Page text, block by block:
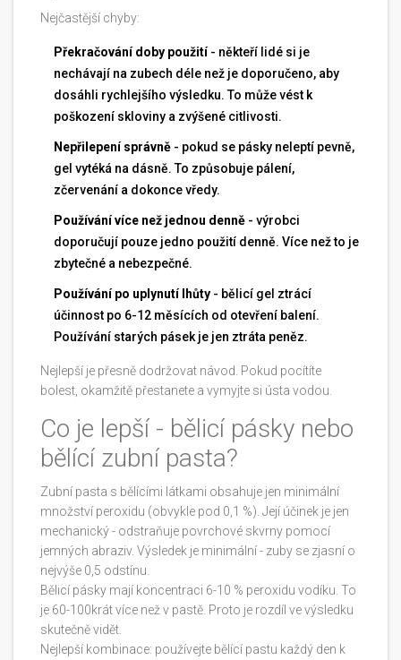
Nejčastější chyby:
Překračování doby použití- někteří lidé si je
nechávají na zubech déle než je doporučeno, aby
dosáhli rychlejšího výsledku. To může vést k
poškození skloviny a zvýšené citlivosti.
Nepřilepení správně - pokud se pásky neleptí pevně,
gel vytéká na dásně. To způsobuje pálení,
zčervenání a dokonce vředy.
Používání více než jednou denně - výrobci
doporučují pouze jedno použití denně. Více než to je
zbytečné a nebezpečné.
Používání po uplynutí lhůty - bělicí gel ztrácí
účinnost po 6-12 měsících od otevření balení.
Používání starých pásek je jen ztráta peněz.
Nejlepší je přesně dodržovat návod. Pokud pocítíte
bolest, okamžitě přestanete a vymyjte si ústa vodou.
Co je lepší - bělicí pásky nebo
bělící zubní pasta?
Zubní pasta s bělícími látkami obsahuje jen minimální
množství peroxidu (obvykle pod 0,1 %). Její účinek je jen
mechanický - odstraňuje povrchové skvrny pomocí
jemných abraziv. Výsledek je minimální - zuby se zjasní o
nejvýše 0,5 odstínu.
Bělicí pásky mají koncentraci 6-10 % peroxidu vodíku. To
je 60-100krát více než v pastě. Proto je rozdíl ve výsledku
skutečně vidět.
Nejlepší kombinace: používejte bělící pastu každý den k